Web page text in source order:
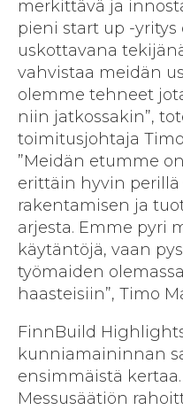
merkittävä ja
pieni start up -
uskottavana
vahvistaa meidän
olemme tehneet
niin jatkossakin”,
toimitusjohtaja
”Meidän etumme
erittäin hyvin perillä
rakentamisen ja
arjesta. Emme pyri
käytäntöjä, vaan
työmaiden
haasteisiin”, Timo
FinnBuild
kunniamaininnan
ensimmäistä
Messusäätiön